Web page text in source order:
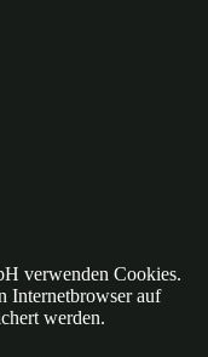
verwenden Cookies.
Internetbrowser auf
werden.